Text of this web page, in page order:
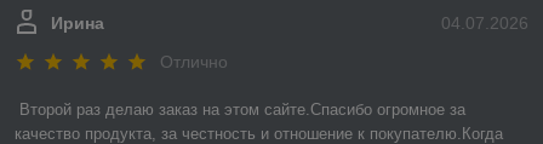
04.07.2026
Ирина
Отлично
Второй раз делаю заказ на этом сайте.Спасибо огромное за
качество продукта, за честность и отношение к покупателю.Когда